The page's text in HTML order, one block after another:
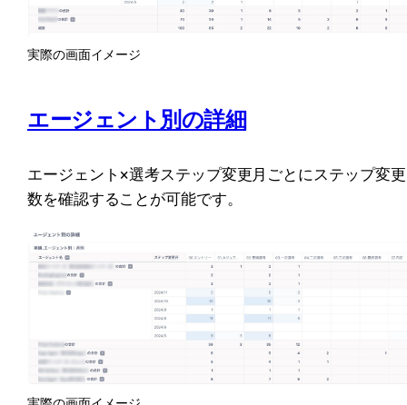
実際の画面イメージ
エージェント別の詳細
エージェント×選考ステップ変更月ごとにステップ変更
数を確認することが可能です。